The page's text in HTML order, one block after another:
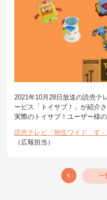
2021年10月28日放送の読売テ
ービス「トイサブ！」が紹介さ
実際のトイサブ！ユーザー様
読売テレビ「朝生ワイド す・
（広報担当）
一